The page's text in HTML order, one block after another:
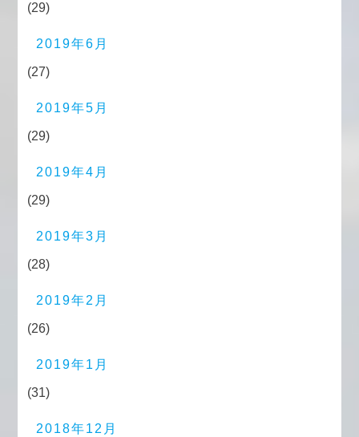
(29)
2019年6月
(27)
2019年5月
(29)
2019年4月
(29)
2019年3月
(28)
2019年2月
(26)
2019年1月
(31)
2018年12月